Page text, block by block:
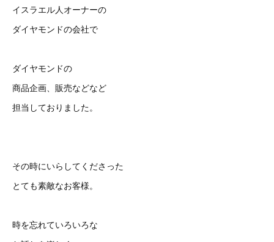
イスラエル人オーナーの
ダイヤモンドの会社で
ダイヤモンドの
商品企画、販売などなど
担当しておりました。
その時にいらしてくださった
とても素敵なお客様。
時を忘れていろいろな